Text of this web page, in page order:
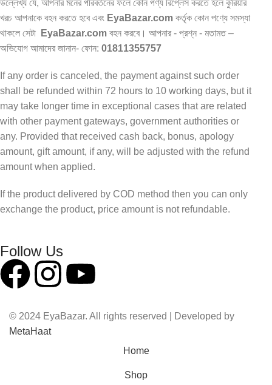
উল্লেখ্য যে, আপনার মনের পরিবর্তনের ফলে কোন পণ্য রিপ্লেস করতে হলে কুরিয়ার
খরচ আপনাকে বহন করতে হবে এবং EyaBazar.com কর্তৃক কোন পণ্যে সমস্যা
থাকলে সেটা
EyaBazar.comবহন করবে। আপনার - প্রশ্ন - মতামত –
অভিযোগ আমাদের জানান- ফোন:01811355757
If any order is canceled, the payment against such order
shall be refunded within 72 hours to 10 working days, but it
may take longer time in exceptional cases that are related
with other payment gateways, government authorities or
any. Provided that received cash back, bonus, apology
amount, gift amount, if any, will be adjusted with the refund
amount when applied.
If the product delivered by COD method then you can only
exchange the product, price amount is not refundable.
Follow Us
© 2024 EyaBazar. All rights reserved | Developed by
MetaHaat
Home
Shop